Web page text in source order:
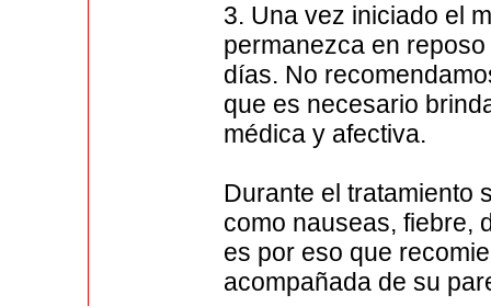
3. Una vez iniciado el
permanezca en
días. No
que es necesario
médica y afectiva.
Durante el tratamiento
como nauseas, fiebre,
es por eso que
acompañada de su